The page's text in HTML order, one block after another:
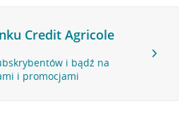
Credit Agricole
i bądź na
i promocjami